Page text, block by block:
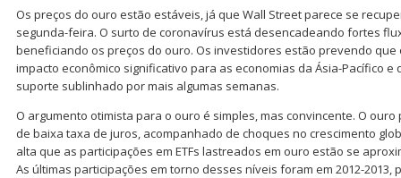
Os preços do ouro estão estáveis, já que Wall Street parece se
segunda-feira. O surto de coronavírus está desencadeando fortes
beneficiando os preços do ouro. Os investidores estão prevendo
impacto econômico significativo para as economias da Ásia-Pacífico
suporte sublinhado por mais algumas semanas.
O argumento otimista para o ouro é simples, mas convincente. O
de baixa taxa de juros, acompanhado de choques no crescimento
alta que as participações em ETFs lastreados em ouro estão se
As últimas participações em torno desses níveis foram em 2012-2013,